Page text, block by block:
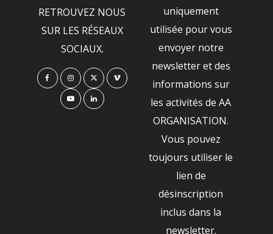
RETROUVEZ NOUS
SUR LES RÉSEAUX
SOCIAUX.
uniquement
utilisée pour vous
envoyer notre
newsletter et des
informations sur
les activités de AA
ORGANISATION.
Vous pouvez
toujours utiliser le
lien de
désinscription
inclus dans la
newsletter.